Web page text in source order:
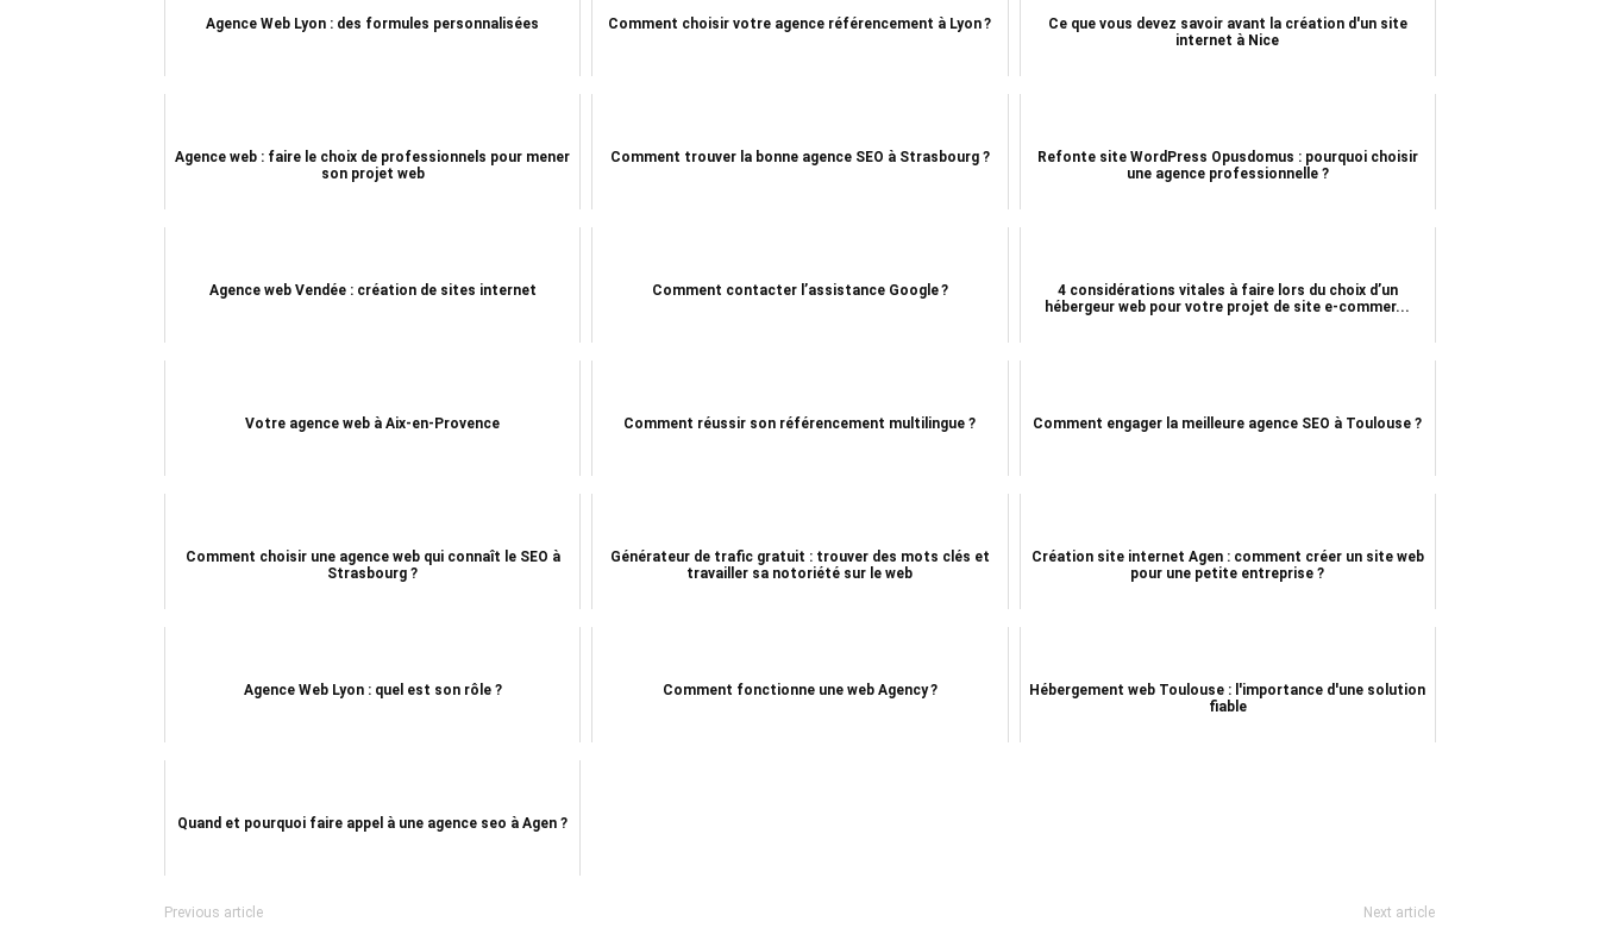
Agence Web Lyon : des formules personnalisées Comment choisir votre agence référencement à Lyon ?
Ce que vous devez savoir avant la création d'un site
internet à Nice
Agence web : faire le choix de professionnels pour mener
son projet web
Comment trouver la bonne agence SEO à Strasbourg ?
Refonte site WordPress Opusdomus : pourquoi choisir
une agence professionnelle ?
Agence web Vendée : création de sites internet Comment contacter l’assistance Google ?
4 considérations vitales à faire lors du choix d’un
hébergeur web pour votre projet de site e-commer...
Votre agence web à Aix-en-Provence Comment réussir son référencement multilingue ? Comment engager la meilleure agence SEO à Toulouse ?
Comment choisir une agence web qui connaît le SEO à
Strasbourg ?
Générateur de trafic gratuit : trouver des mots clés et
travailler sa notoriété sur le web
Création site internet Agen : comment créer un site web
pour une petite entreprise ?
Agence Web Lyon : quel est son rôle ? Comment fonctionne une web Agency ?
Hébergement web Toulouse : l'importance d'une solution
fiable
Quand et pourquoi faire appel à une agence seo à Agen ?
Previous article Next article